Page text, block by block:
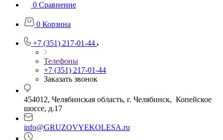
0 Сравнение
0 Корзина
+7 (351) 217-01-44
Телефоны
+7 (351) 217-01-44
Заказать звонок
454012, Челябинская область, г. Челябинск, Копейское
шоссе, д.17
info@GRUZOVYEKOLESA.ru